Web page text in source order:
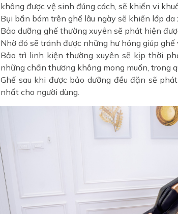
không được vệ sinh đúng cách, sẽ khiến vi
Bụi bẩn bám trên ghế lâu ngày sẽ khiến lớp
Bảo dưỡng ghế thường xuyên sẽ phát hiện
Nhờ đó sẽ tránh được những hư hỏng giúp
Bảo trì linh kiện thường xuyên sẽ kịp thời
những chấn thương không mong muốn, trong
Ghế sau khi được bảo dưỡng đều đặn sẽ
nhất cho người dùng.